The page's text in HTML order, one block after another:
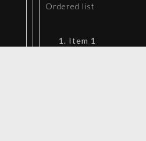
Ordered list
Item 1